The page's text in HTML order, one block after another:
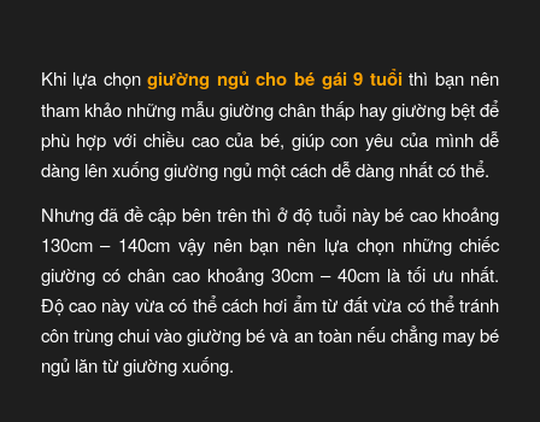
Khi lựa chọngiường ngủ cho bé gái 9 tuổithì bạn nên
tham khảo những mẫu giường chân thấp hay giường bệt để
phù hợp với chiều cao của bé, giúp con yêu của mình dễ
dàng lên xuống giường ngủ một cách dễ dàng nhất có thể.
Nhưng đã đề cập bên trên thì ở độ tuổi này bé cao khoảng
130cm – 140cm vậy nên bạn nên lựa chọn những chiếc
giường có chân cao khoảng 30cm – 40cm là tối ưu nhất.
Độ cao này vừa có thể cách hơi ẩm từ đất vừa có thể tránh
côn trùng chui vào giường bé và an toàn nếu chẳng may bé
ngủ lăn từ giường xuống.